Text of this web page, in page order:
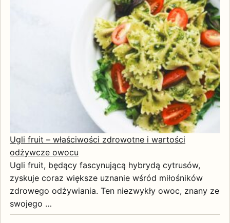
Ugli fruit – właściwości zdrowotne i wartości
odżywcze owocu
Ugli fruit, będący fascynującą hybrydą cytrusów,
zyskuje coraz większe uznanie wśród miłośników
zdrowego odżywiania. Ten niezwykły owoc, znany ze
swojego …